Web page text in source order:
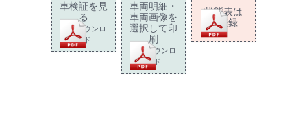
車検証を見
る
PDFダウンロ
ード
車両明細・
車両画像を
選択して印
刷
PDFダウンロ
ード
状態表は
未登録